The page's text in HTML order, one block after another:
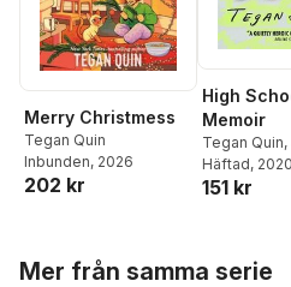
Merry Christmess
Tegan Quin
Inbunden, 2026
202 kr
High
Memoir
Tegan Quin,
Häftad, 2020
151 kr
Mer från samma serie